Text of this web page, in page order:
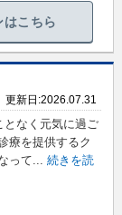
はこちら
更新日:2026.07.31
となく元気に過ご
療を提供するク
って
続きを読